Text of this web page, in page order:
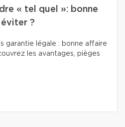
« tel quel »: bonne
?
garantie légale : bonne affaire
les avantages, pièges